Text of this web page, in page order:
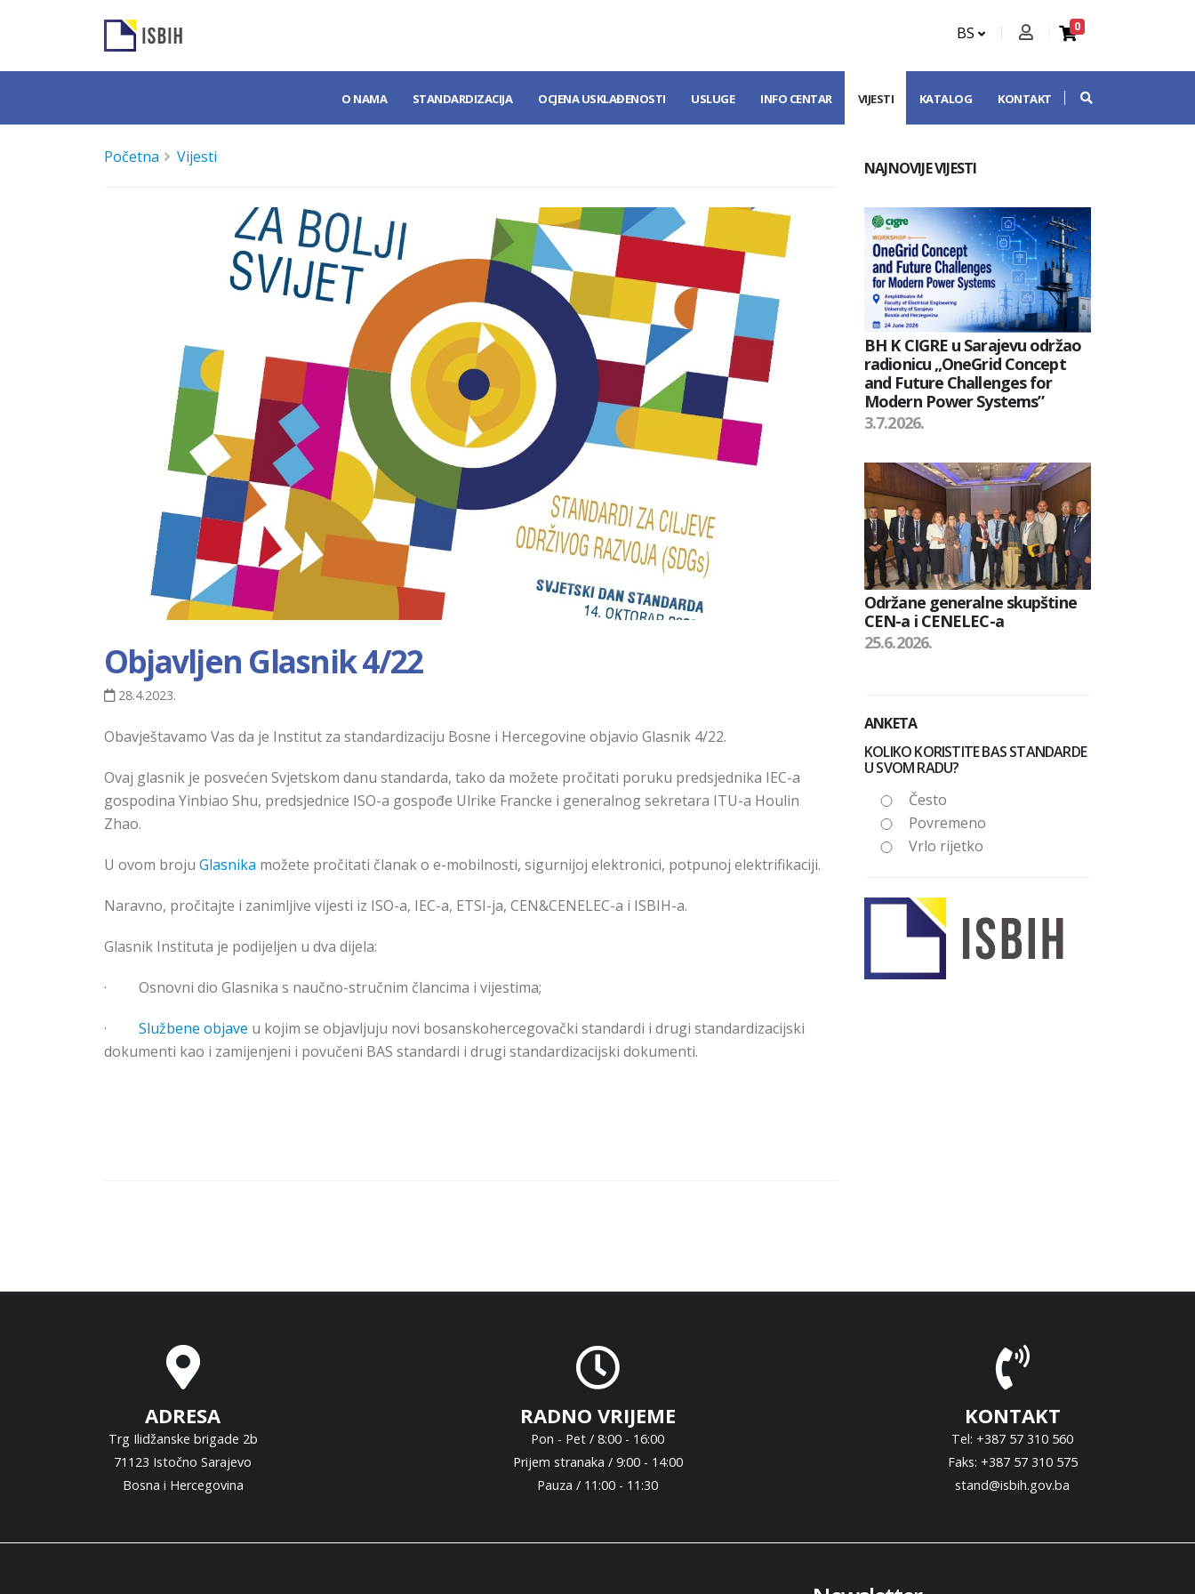
BS 0
O NAMA STANDARDIZACIJA OCJENA USKLAĐENOSTI USLUGE INFO CENTAR VIJESTI KATALOG KONTAKT
Početna Vijesti
Objavljen Glasnik 4/22
28.4.2023.
Obavještavamo Vas da je Institut za standardizaciju Bosne i Hercegovine objavio Glasnik 4/22.
Ovaj glasnik je posvećen Svjetskom danu standarda, tako da možete pročitati poruku predsjednika IEC-a
gospodina Yinbiao Shu, predsjednice ISO-a gospođe Ulrike Francke i generalnog sekretara ITU-a Houlin
Zhao.
U ovom broju Glasnika možete pročitati članak o e-mobilnosti, sigurnijoj elektronici, potpunoj elektrifikaciji.
Naravno, pročitajte i zanimljive vijesti iz ISO-a, IEC-a, ETSI-ja, CEN&CENELEC-a i ISBIH-a.
Glasnik Instituta je podijeljen u dva dijela:
· Osnovni dio Glasnika s naučno-stručnim člancima i vijestima;
· Službene objave u kojim se objavljuju novi bosanskohercegovački standardi i drugi standardizacijski
dokumenti kao i zamijenjeni i povučeni BAS standardi i drugi standardizacijski dokumenti.
NAJNOVIJE VIJESTI
BH K CIGRE u Sarajevu održao
radionicu „OneGrid Concept
and Future Challenges for
Modern Power Systems”
3.7.2026.
Održane generalne skupštine
CEN-a i CENELEC-a
25.6.2026.
ANKETA
KOLIKO KORISTITE BAS STANDARDE
U SVOM RADU?
Često
Povremeno
Vrlo rijetko
ADRESA
Trg Ilidžanske brigade 2b
71123 Istočno Sarajevo
Bosna i Hercegovina
RADNO VRIJEME
Pon - Pet / 8:00 - 16:00
Prijem stranaka / 9:00 - 14:00
Pauza / 11:00 - 11:30
KONTAKT
Tel: +387 57 310 560
Faks: +387 57 310 575
stand@isbih.gov.ba